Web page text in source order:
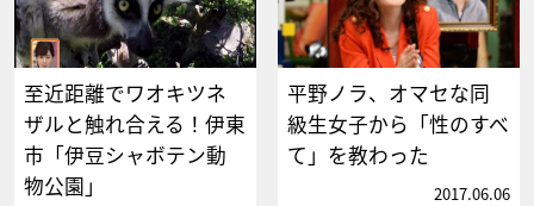
至近距離でワオキツネ
ザルと触れ合える！伊東
市「伊豆シャボテン動
物公園」
平野ノラ、オマセな同
級生女子から「性のすべ
て」を教わった
2017.06.06